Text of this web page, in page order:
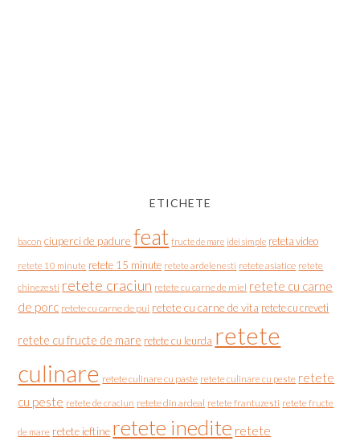
ETICHETE
bacon ciuperci de padure feat fructe de mare idei simple reteta video
retete 10 minute retete 15 minute retete ardelenesti retete asiatice retete
chinezesti retete craciun retete cu carne de miel retete cu carne
de porc retete cu carne de pui retete cu carne de vita retete cu creveti
retete cu fructe de mare retete cu leurda retete
culinare retete culinare cu paste retete culinare cu peste retete
cu peste retete de craciun retete din ardeal retete frantuzesti retete fructe
de mare retete ieftine retete inedite retete